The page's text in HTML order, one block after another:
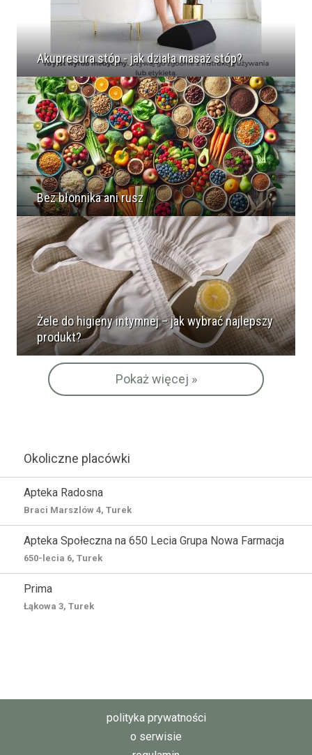
Akupresura stóp - jak działa masaż stóp?
Bez błonnika ani rusz
Żele do higieny intymnej – jak wybrać najlepszy
produkt?
Pokaż więcej »
Okoliczne placówki
Apteka Radosna
Braci Marszlów 4, Turek
Apteka Społeczna na 650 Lecia Grupa Nowa Farmacja
650-lecia 6, Turek
Prima
Łąkowa 3, Turek
polityka prywatności
o serwisie